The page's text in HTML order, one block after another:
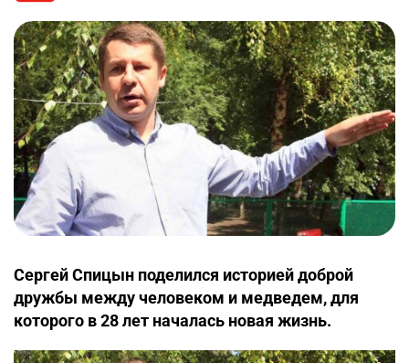
Сергей Спицын поделился историей доброй
дружбы между человеком и медведем, для
которого в 28 лет началась новая жизнь.